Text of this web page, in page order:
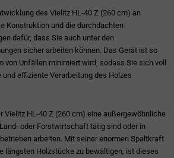
des Vielitz HL-40 Z (260 cm) an
Konstruktion und die durchdachten
dafür, dass Sie auch unter den
sicher arbeiten können. Das Gerät ist so
von Unfällen minimiert wird, sodass Sie sich voll
effiziente Verarbeitung des Holzes
Vielitz HL-40 Z (260 cm) eine außergewöhnliche
oder Forstwirtschaft tätig sind oder in
arbeiten. Mit seiner enormen Spaltkraft
längsten Holzstücke zu bewältigen, ist dieses